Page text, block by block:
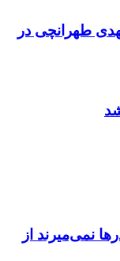
طهرانچی در
نمی‌میرند از